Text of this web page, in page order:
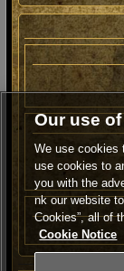
Our use
We use cookies
use cookies to
you with the
nk our website
Cookies”, all of
Cookie Notice